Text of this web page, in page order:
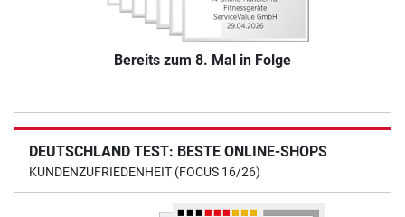
Bereits zum 8. Mal in Folge
DEUTSCHLAND TEST: BESTE ONLINE-SHOPS
KUNDENZUFRIEDENHEIT (FOCUS 16/26)